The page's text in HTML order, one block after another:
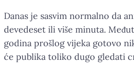
Danas je sasvim normalno da
devedeset ili više minuta.
godina prošlog vijeka gotovo
će publika toliko dugo gledati